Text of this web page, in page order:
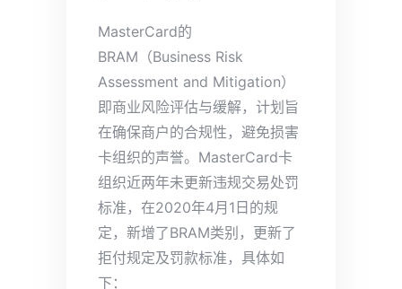
MasterCard的
BRAM（Business Risk
Assessment and Mitigation）
即商业风险评估与缓解，计划旨
在确保商户的合规性，避免损害
卡组织的声誉。MasterCard卡
组织近两年未更新违规交易处罚
标准，在2020年4月1日的规
定，新增了BRAM类别，更新了
拒付规定及罚款标准，具体如
下：